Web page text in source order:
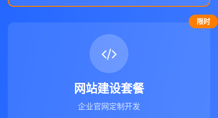
限时
网站建设套餐
企业官网定制开发